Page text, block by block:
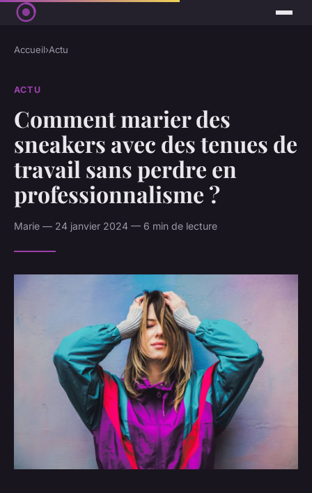
Accueil›Actu
ACTU
Comment marier des
sneakers avec des tenues de
travail sans perdre en
professionnalisme ?
Marie — 24 janvier 2024 — 6 min de lecture